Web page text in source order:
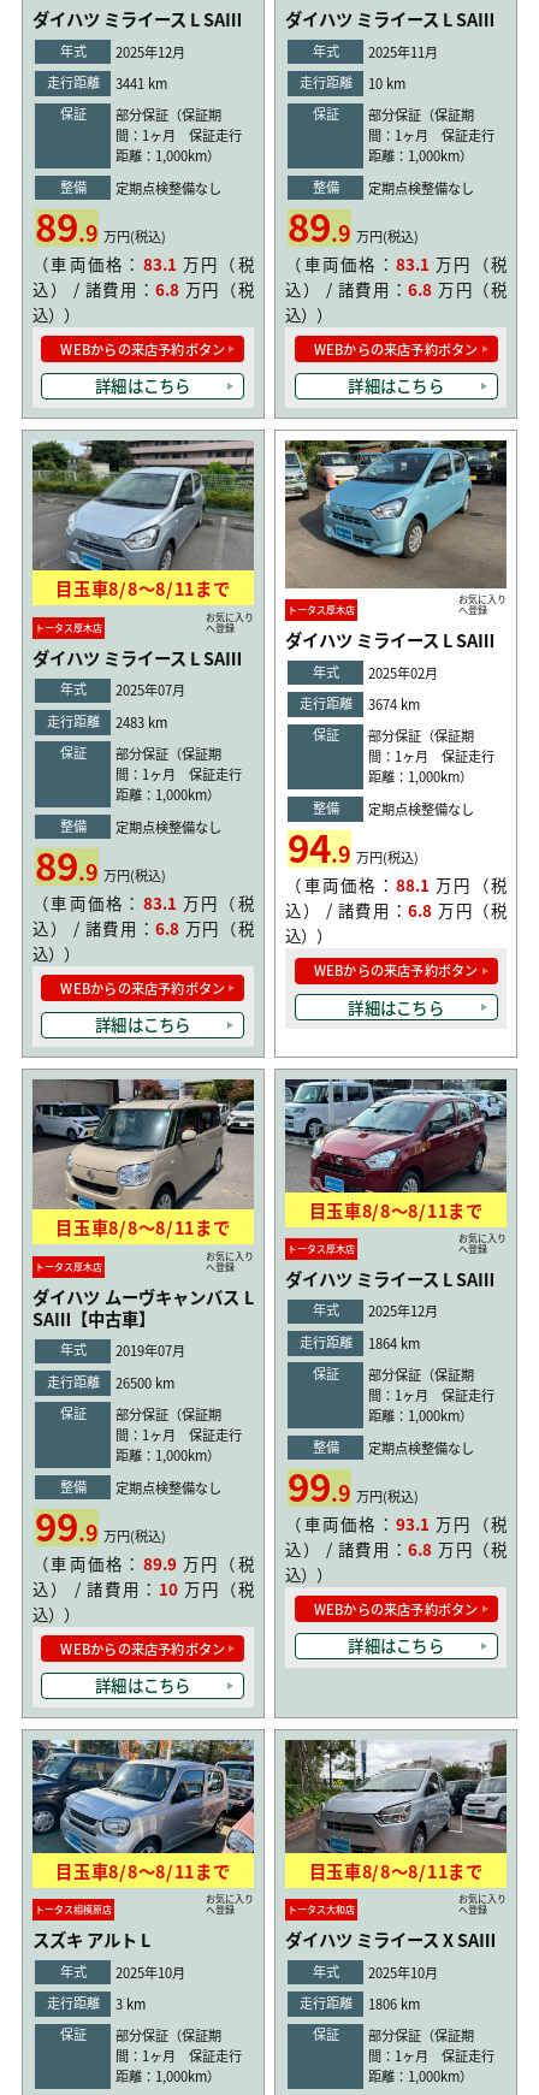
ダイハツ ミライース L SAⅢ
年式
2025年12月
走行距離
3441 km
保証
部分保証（保証期
間：1ヶ月 保証走行
距離：1,000km）
整備
定期点検整備なし
89.9 万円(税込)
（車両価格： 83.1 万円（税
込） / 諸費用：6.8 万円（税
込））
WEBからの来店予約ボタン
詳細はこちら
ダイハツ ミライース L SAⅢ
年式
2025年11月
走行距離
10 km
保証
部分保証（保証期
間：1ヶ月 保証走行
距離：1,000km）
整備
定期点検整備なし
89.9 万円(税込)
（車両価格： 83.1 万円（税
込） / 諸費用：6.8 万円（税
込））
WEBからの来店予約ボタン
詳細はこちら
目玉車8/8〜8/11まで
トータス厚木店
お気に入り
へ登録
ダイハツ ミライース L SAⅢ
年式
2025年07月
走行距離
2483 km
保証
部分保証（保証期
間：1ヶ月 保証走行
距離：1,000km）
整備
定期点検整備なし
89.9 万円(税込)
（車両価格： 83.1 万円（税
込） / 諸費用：6.8 万円（税
込））
WEBからの来店予約ボタン
詳細はこちら
トータス厚木店
お気に入り
へ登録
ダイハツ ミライース L SAⅢ
年式
2025年02月
走行距離
3674 km
保証
部分保証（保証期
間：1ヶ月 保証走行
距離：1,000km）
整備
定期点検整備なし
94.9 万円(税込)
（車両価格： 88.1 万円（税
込） / 諸費用：6.8 万円（税
込））
WEBからの来店予約ボタン
詳細はこちら
目玉車8/8〜8/11まで
トータス厚木店
お気に入り
へ登録
ダイハツ ムーヴキャンバス L
SAⅢ【中古車】
年式
2019年07月
走行距離
26500 km
保証
部分保証（保証期
間：1ヶ月 保証走行
距離：1,000km）
整備
定期点検整備なし
99.9 万円(税込)
（車両価格： 89.9万円（税
込） / 諸費用： 10万円（税
込））
WEBからの来店予約ボタン
詳細はこちら
目玉車8/8〜8/11まで
トータス厚木店
お気に入り
へ登録
ダイハツ ミライース L SAⅢ
年式
2025年12月
走行距離
1864 km
保証
部分保証（保証期
間：1ヶ月 保証走行
距離：1,000km）
整備
定期点検整備なし
99.9 万円(税込)
（車両価格： 93.1 万円（税
込） / 諸費用：6.8 万円（税
込））
WEBからの来店予約ボタン
詳細はこちら
目玉車8/8〜8/11まで
トータス相模原店
お気に入り
へ登録
スズキ アルト L
年式
2025年10月
走行距離
3 km
保証
部分保証（保証期
間：1ヶ月 保証走行
距離：1,000km）
目玉車8/8〜8/11まで
トータス大和店
お気に入り
へ登録
ダイハツ ミライース X SAⅢ
年式
2025年10月
走行距離
1806 km
保証
部分保証（保証期
間：1ヶ月 保証走行
距離：1,000km）